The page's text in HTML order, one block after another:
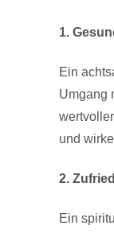
1.
Ein
Umgang
und
2.
Ein